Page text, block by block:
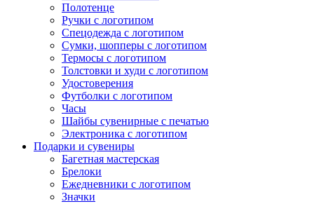
Полотенце
Ручки с логотипом
Спецодежда с логотипом
Сумки, шопперы с логотипом
Термосы с логотипом
Толстовки и худи с логотипом
Удостоверения
Футболки с логотипом
Часы
Шайбы сувенирные с печатью
Электроника с логотипом
Подарки и сувениры
Багетная мастерская
Брелоки
Ежедневники с логотипом
Значки